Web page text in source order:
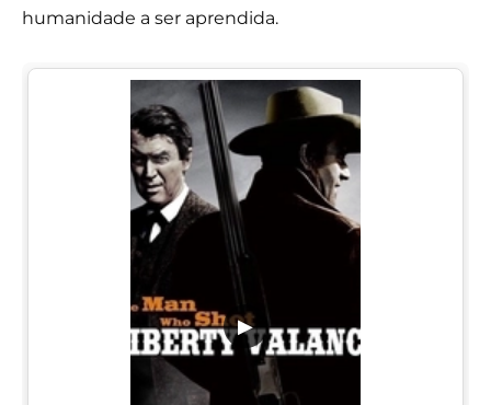
humanidade a ser aprendida.
▶